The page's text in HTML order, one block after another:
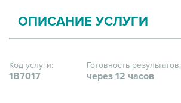
ОПИСАНИЕ УСЛУГИ
Код услуги:
1В7017
Готовность результатов:
через 12 часов